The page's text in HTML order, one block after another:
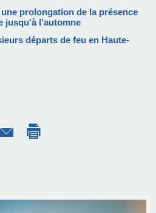
prolongation de la présence
jusqu'à l'automne
départs de feu en Haute-